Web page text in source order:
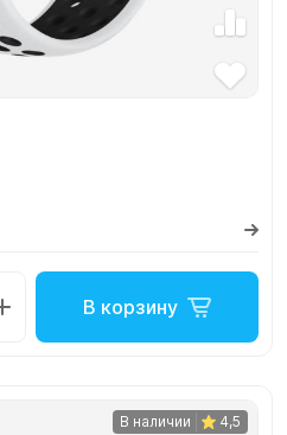
В корзину
В наличии 4,5